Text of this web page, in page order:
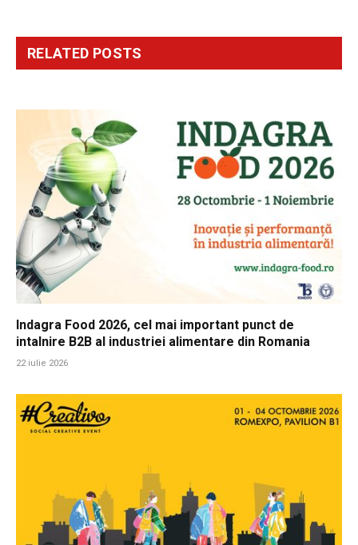
RELATED POSTS
Indagra Food 2026, cel mai important punct de
intalnire B2B al industriei alimentare din Romania
22 iulie 2026